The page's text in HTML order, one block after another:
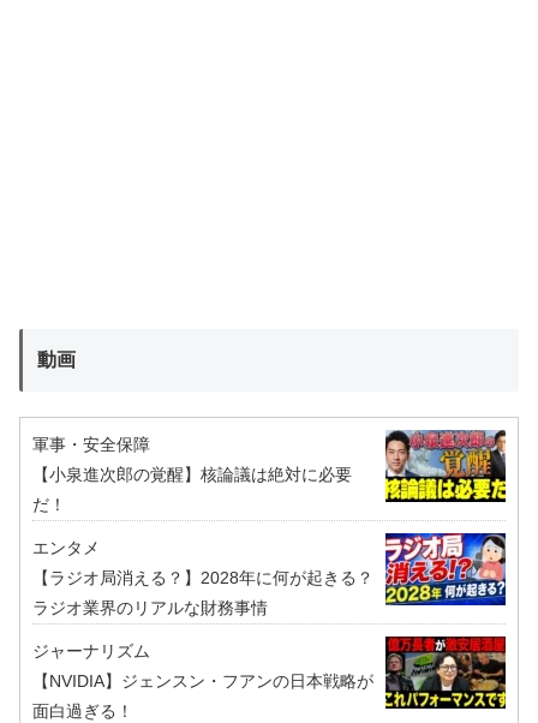
動画
軍事・安全保障
【小泉進次郎の覚醒】核論議は絶対に必要
だ！
エンタメ
【ラジオ局消える？】2028年に何が起きる？
ラジオ業界のリアルな財務事情
ジャーナリズム
【NVIDIA】ジェンスン・フアンの日本戦略が
面白過ぎる！